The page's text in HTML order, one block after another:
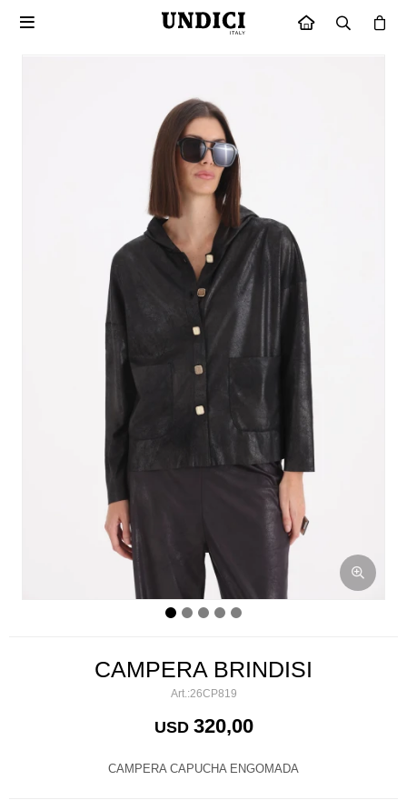
INICIO

CAMPERA BRINDISI
26CP819
USD 320,00
CAMPERA CAPUCHA ENGOMADA